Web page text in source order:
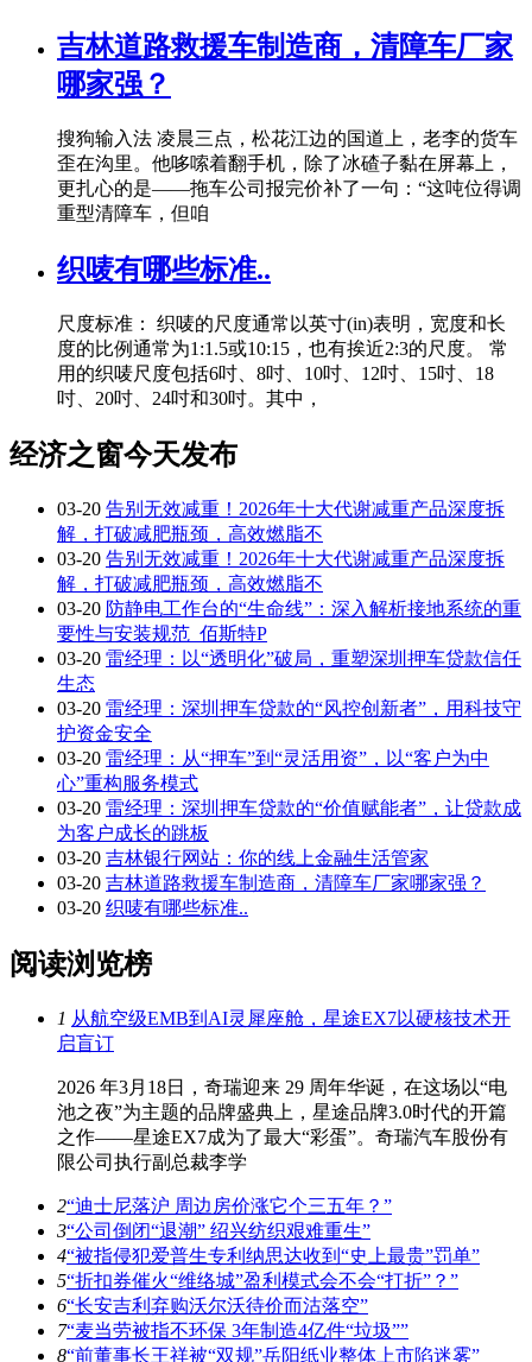
吉林道路救援车制造商，清障车厂家
哪家强？
搜狗输入法 凌晨三点，松花江边的国道上，老李的货车
歪在沟里。他哆嗦着翻手机，除了冰碴子黏在屏幕上，
更扎心的是——拖车公司报完价补了一句：“这吨位得调
重型清障车，但咱
织唛有哪些标准..
尺度标准： 织唛的尺度通常以英寸(in)表明，宽度和长
度的比例通常为1:1.5或10:15，也有挨近2:3的尺度。 常
用的织唛尺度包括6吋、8吋、10吋、12吋、15吋、18
吋、20吋、24吋和30吋。其中，
经济之窗今天发布
03-20 告别无效减重！2026年十大代谢减重产品深度拆
解，打破减肥瓶颈，高效燃脂不
03-20 告别无效减重！2026年十大代谢减重产品深度拆
解，打破减肥瓶颈，高效燃脂不
03-20 防静电工作台的“生命线”：深入解析接地系统的重
要性与安装规范_佰斯特P
03-20 雷经理：以“透明化”破局，重塑深圳押车贷款信任
生态
03-20 雷经理：深圳押车贷款的“风控创新者”，用科技守
护资金安全
03-20 雷经理：从“押车”到“灵活用资”，以“客户为中
心”重构服务模式
03-20 雷经理：深圳押车贷款的“价值赋能者”，让贷款成
为客户成长的跳板
03-20 吉林银行网站：你的线上金融生活管家
03-20 吉林道路救援车制造商，清障车厂家哪家强？
03-20 织唛有哪些标准..
阅读浏览榜
1 从航空级EMB到AI灵犀座舱，星途EX7以硬核技术开
启盲订
2026 年3月18日，奇瑞迎来 29 周年华诞，在这场以“电
池之夜”为主题的品牌盛典上，星途品牌3.0时代的开篇
之作——星途EX7成为了最大“彩蛋”。奇瑞汽车股份有
限公司执行副总裁李学
2“迪士尼落沪 周边房价涨它个三五年？”
3“公司倒闭“退潮” 绍兴纺织艰难重生”
4“被指侵犯爱普生专利纳思达收到“史上最贵”罚单”
5“折扣券催火“维络城”盈利模式会不会“打折”？”
6“长安吉利弃购沃尔沃待价而沽落空”
7“麦当劳被指不环保 3年制造4亿件“垃圾””
8“前董事长王祥被“双规”岳阳纸业整体上市陷迷雾”